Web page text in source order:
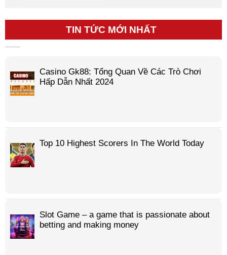
TIN TỨC MỚI NHẤT
Casino Gk88: Tổng Quan Về Các Trò Chơi
Hấp Dẫn Nhất 2024
Top 10 Highest Scorers In The World Today
Slot Game – a game that is passionate about
betting and making money